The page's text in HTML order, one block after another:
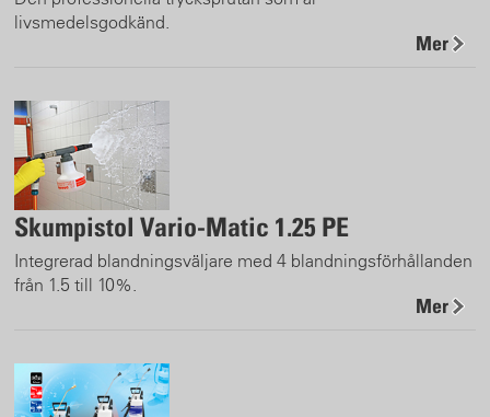
livsmedelsgodkänd.
Mer
Skumpistol Vario-Matic 1.25 PE
Integrerad blandningsväljare med 4 blandningsförhållanden
från 1.5 till 10%.
Mer